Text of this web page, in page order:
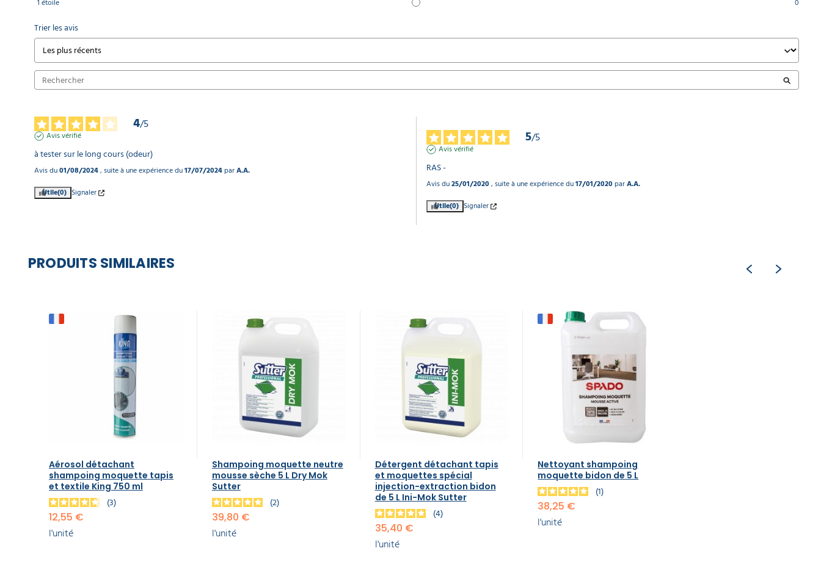
PRODUITS SIMILAIRES
Aérosol détachant
shampoing moquette tapis
et textile King 750 ml
3
12,55 €
l'unité
Shampoing moquette neutre
mousse sèche 5 L Dry Mok
Sutter
2
39,80 €
l'unité
Détergent détachant tapis
et moquettes spécial
injection-extraction bidon
de 5 L Ini-Mok Sutter
4
35,40 €
l'unité
Nettoyant shampoing
moquette bidon de 5 L
1
38,25 €
l'unité
1 étoile 0
Trier les avis
4/5
Avis vérifié
à tester sur le long cours (odeur)
Avis du01/08/2024, suite à une expérience du17/07/2024parA.A.
Utile(0) Signaler
5/5
Avis vérifié
RAS -
Avis du25/01/2020 , suite à une expérience du17/01/2020 parA.A.
Utile(0) Signaler